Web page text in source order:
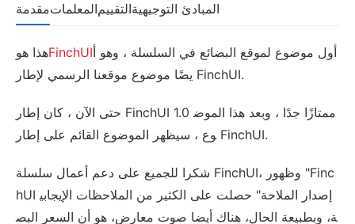
مقدمةالمعلماتالتقييمالمبادئ التوجيهية
هذا هوFinchUIأول موضوع لموقع البضائع في السلسلة ، وهو أ
يضًا موضوع موقعنا الرسمي لإطار FinchUI.
حتى الآن ، كان إطار FinchUI 1.0 ممتازًا جدًا ، وبعد هذا الموض
وع ، سيظهر الموضوع القائم على إطار FinchUI.
شكرا للجميع على دعم أعمال سلسلة FinchUI، وظهور "Finc
hUI إصدار الملاحة" حصلت على الكثير من الملاحظات الإيجابي
ة، وبطبيعة الحال، هناك أيضا صوت معارض، هو أن السعر البص